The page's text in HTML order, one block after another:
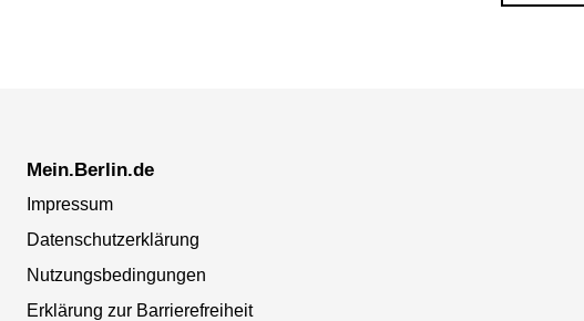
Mein.Berlin.de
Impressum
Datenschutzerklärung
Nutzungsbedingungen
Erklärung zur Barrierefreiheit